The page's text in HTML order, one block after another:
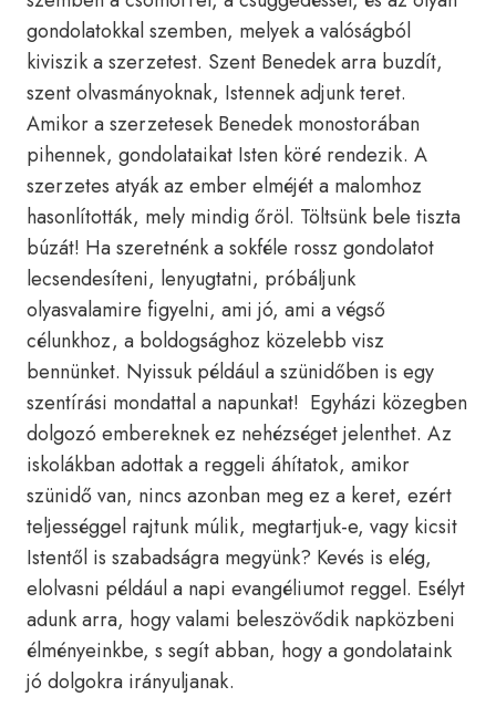
gondolatokkal szemben, melyek a valóságból
kiviszik a szerzetest. Szent Benedek arra buzdít,
szent olvasmányoknak, Istennek adjunk teret.
Amikor a szerzetesek Benedek monostorában
pihennek, gondolataikat Isten köré rendezik. A
szerzetes atyák az ember elméjét a malomhoz
hasonlították, mely mindig őröl. Töltsünk bele tiszta
búzát! Ha szeretnénk a sokféle rossz gondolatot
lecsendesíteni, lenyugtatni, próbáljunk
olyasvalamire figyelni, ami jó, ami a végső
célunkhoz, a boldogsághoz közelebb visz
bennünket. Nyissuk például a szünidőben is egy
szentírási mondattal a napunkat! Egyházi közegben
dolgozó embereknek ez nehézséget jelenthet. Az
iskolákban adottak a reggeli áhítatok, amikor
szünidő van, nincs azonban meg ez a keret, ezért
teljességgel rajtunk múlik, megtartjuk-e, vagy kicsit
Istentől is szabadságra megyünk? Kevés is elég,
elolvasni például a napi evangéliumot reggel. Esélyt
adunk arra, hogy valami beleszövődik napközbeni
élményeinkbe, s segít abban, hogy a gondolataink
jó dolgokra irányuljanak.